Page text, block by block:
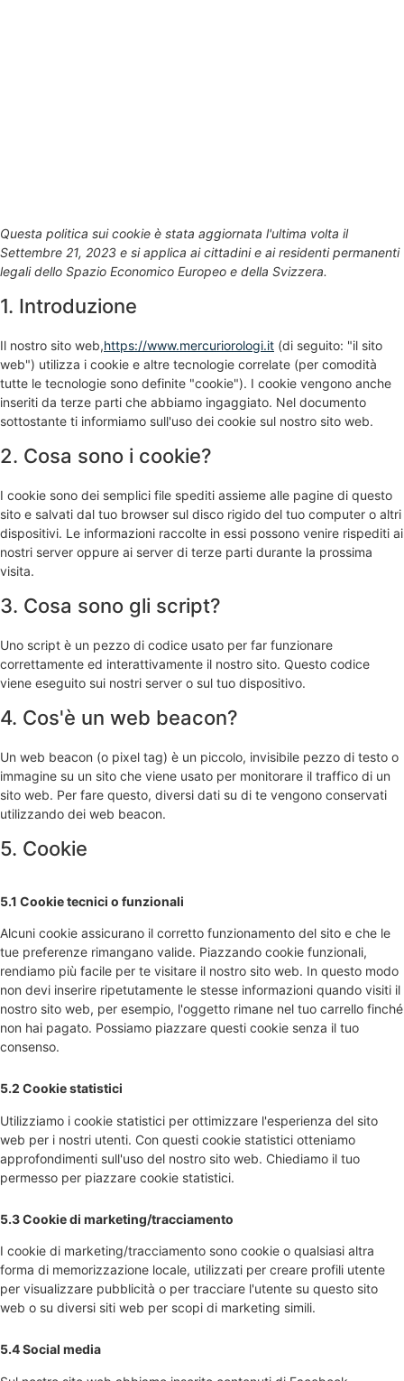
Questa politica sui cookie è stata aggiornata l'ultima volta il
Settembre 21, 2023 e si applica ai cittadini e ai residenti permanenti
legali dello Spazio Economico Europeo e della Svizzera.
1. Introduzione
Il nostro sito web,https://www.mercuriorologi.it (di seguito: "il sito
web") utilizza i cookie e altre tecnologie correlate (per comodità
tutte le tecnologie sono definite "cookie"). I cookie vengono anche
inseriti da terze parti che abbiamo ingaggiato. Nel documento
sottostante ti informiamo sull'uso dei cookie sul nostro sito web.
2. Cosa sono i cookie?
I cookie sono dei semplici file spediti assieme alle pagine di questo
sito e salvati dal tuo browser sul disco rigido del tuo computer o altri
dispositivi. Le informazioni raccolte in essi possono venire rispediti ai
nostri server oppure ai server di terze parti durante la prossima
visita.
3. Cosa sono gli script?
Uno script è un pezzo di codice usato per far funzionare
correttamente ed interattivamente il nostro sito. Questo codice
viene eseguito sui nostri server o sul tuo dispositivo.
4. Cos'è un web beacon?
Un web beacon (o pixel tag) è un piccolo, invisibile pezzo di testo o
immagine su un sito che viene usato per monitorare il traffico di un
sito web. Per fare questo, diversi dati su di te vengono conservati
utilizzando dei web beacon.
5. Cookie
5.1 Cookie tecnici o funzionali
Alcuni cookie assicurano il corretto funzionamento del sito e che le
tue preferenze rimangano valide. Piazzando cookie funzionali,
rendiamo più facile per te visitare il nostro sito web. In questo modo
non devi inserire ripetutamente le stesse informazioni quando visiti il
nostro sito web, per esempio, l'oggetto rimane nel tuo carrello finché
non hai pagato. Possiamo piazzare questi cookie senza il tuo
consenso.
5.2 Cookie statistici
Utilizziamo i cookie statistici per ottimizzare l'esperienza del sito
web per i nostri utenti. Con questi cookie statistici otteniamo
approfondimenti sull'uso del nostro sito web. Chiediamo il tuo
permesso per piazzare cookie statistici.
5.3 Cookie di marketing/tracciamento
I cookie di marketing/tracciamento sono cookie o qualsiasi altra
forma di memorizzazione locale, utilizzati per creare profili utente
per visualizzare pubblicità o per tracciare l'utente su questo sito
web o su diversi siti web per scopi di marketing simili.
5.4 Social media